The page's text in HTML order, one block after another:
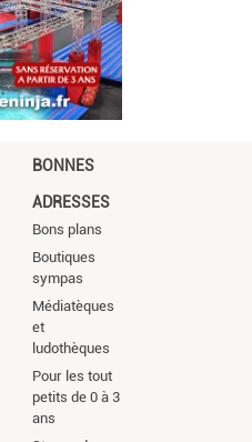
BONNES
ADRESSES
Bons plans
Boutiques
sympas
Médiatèques
et
ludothèques
Pour les tout
petits de 0 à 3
ans